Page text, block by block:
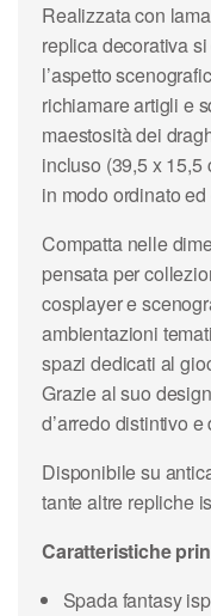
Realizzata con
replica decorativa
l’aspetto
richiamare artigli e
maestosità dei
incluso (39,5 x 15,5
in modo ordinato
Compatta nelle
pensata per
cosplayer e
ambientazioni
spazi dedicati al
Grazie al suo
d’arredo distintivo
Disponibile su
tante altre repliche
Caratteristiche
Spada fantasy